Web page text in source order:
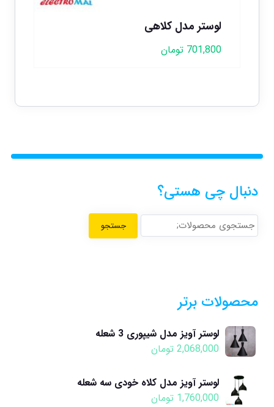
لوستر مدل کلاهی
701,800 تومان
دنبال چی هستی؟
جستجو
محصولات برتر
لوستر آویز مدل شیپوری 3 شعله
2,068,000 تومان
لوستر آویز مدل کلاه خودی سه شعله
1,760,000 تومان